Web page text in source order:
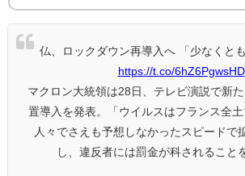
仏、ロックダウン再導入へ 「少なくと
https://t.co/6hZ6PgwsHD
マクロン大統領は28日、テレビ演説で新
置導入を発表。「ウイルスはフランス全
人々でさえも予想しなかったスピードで
し、違反者には罰金が科されること